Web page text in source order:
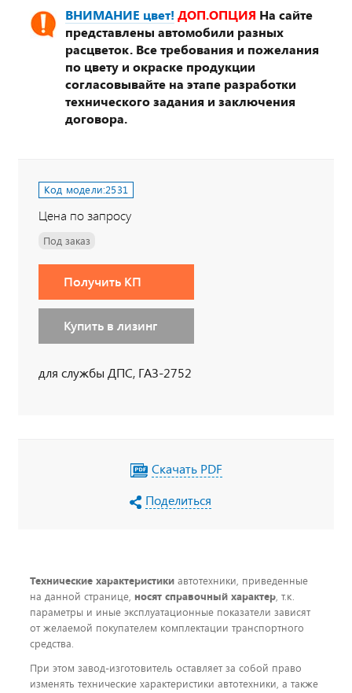
ВНИМАНИЕ цвет! ДОП.ОПЦИЯ На сайте
представлены автомобили разных
расцветок. Все требования и пожелания
по цвету и окраске продукции
согласовывайте на этапе разработки
технического задания и заключения
договора.
Код модели:2531
Цена по запросу
Под заказ
Получить КП
Купить в лизинг
для службы ДПС, ГАЗ-2752
Скачать PDF
Поделиться
Технические характеристики автотехники, приведенные
на данной странице, носят справочный характер, т.к.
параметры и иные эксплуатационные показатели зависят
от желаемой покупателем комплектации транспортного
средства.
При этом завод-изготовитель оставляет за собой право
изменять технические характеристики автотехники, а также